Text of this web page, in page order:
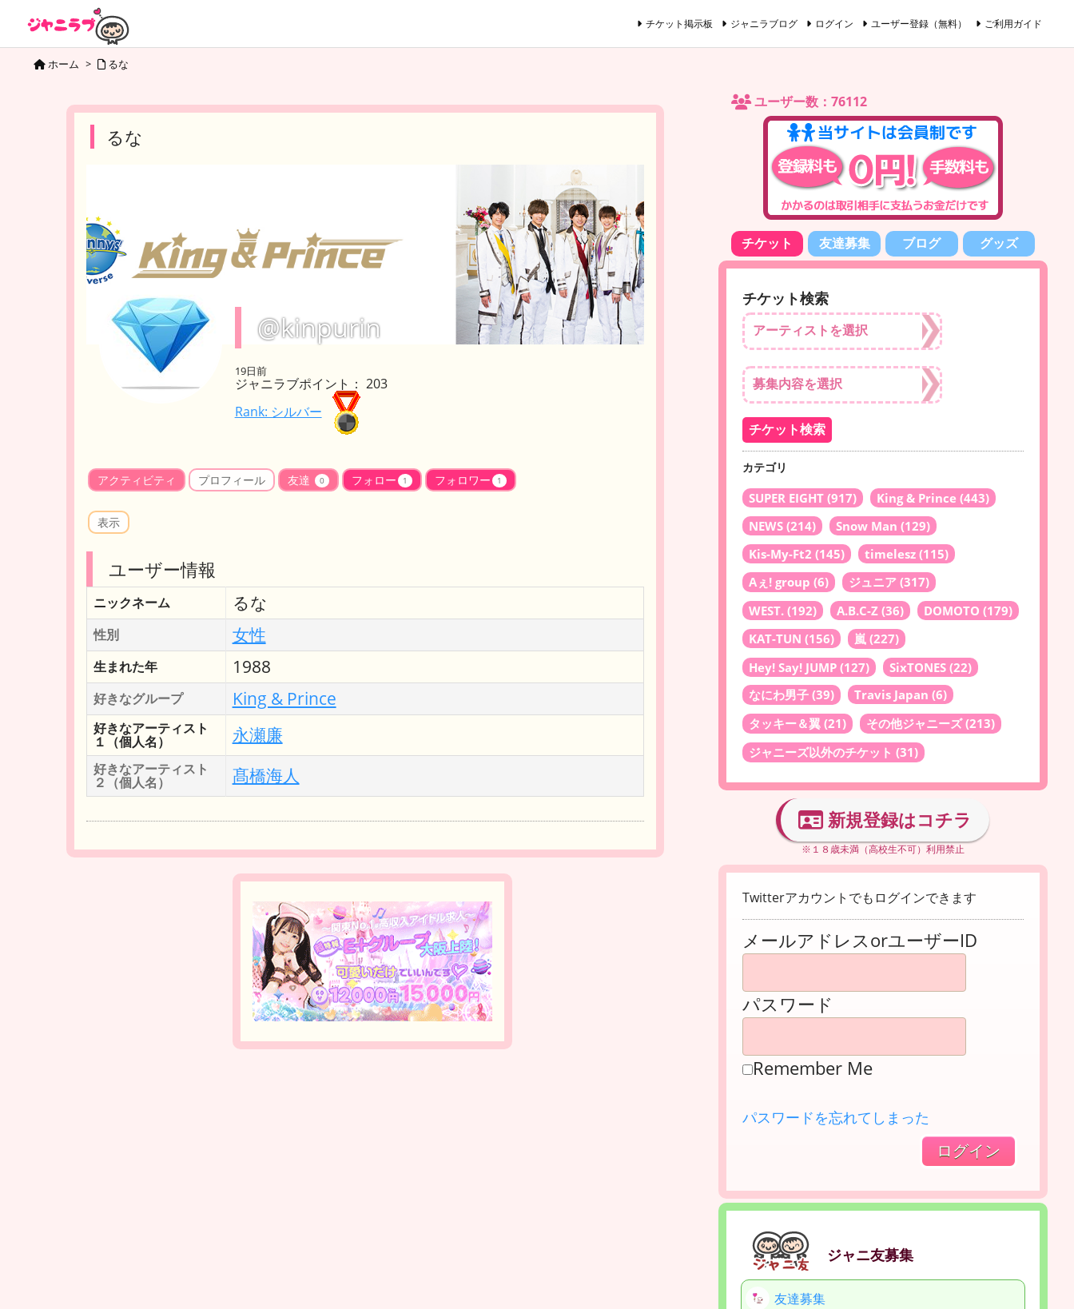
チケット掲示板 ジャニラブログ ログイン ユーザー登録（無料） ご利用ガイド
ホーム > るな
るな
@kinpurin
19日前
ジャニラブポイント： 203
Rank: シルバー
アクティビティ プロフィール 友達 0 フォロー 1 フォロワー 1
表示
ユーザー情報
ニックネーム るな
性別 女性
生まれた年 1988
好きなグループ King & Prince
好きなアーティスト
１（個人名） 永瀬廉
好きなアーティスト
２（個人名） 髙橋海人
ユーザー数：76112
チケット 友達募集 ブログ グッズ
チケット検索
カテゴリ
SUPER EIGHT (917) King & Prince (443)
NEWS (214) Snow Man (129)
Kis-My-Ft2 (145) timelesz (115)
Aぇ! group (6) ジュニア (317)
WEST. (192) A.B.C-Z (36) DOMOTO (179)
KAT-TUN (156) 嵐 (227)
Hey! Say! JUMP (127) SixTONES (22)
なにわ男子 (39) Travis Japan (6)
タッキー＆翼 (21) その他ジャニーズ(213)
ジャニーズ以外のチケット (31)
新規登録はコチラ
※１８歳未満（高校生不可）利用禁止
Twitterアカウントでもログインできます
メールアドレスorユーザーID
パスワード
Remember Me
パスワードを忘れてしまった
ジャニ友募集
友達募集